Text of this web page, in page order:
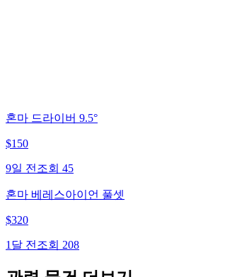
혼마 드라이버 9.5°
$150
9일 전 조회 45
혼마 베레스아이언 풀셋
$320
1달 전 조회 208